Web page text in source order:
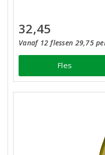
32,45
Vanaf 12 flessen 29,75
Fles